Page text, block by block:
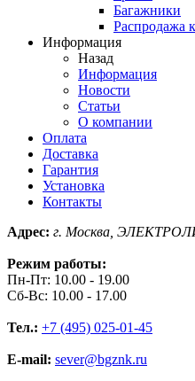
Багажники
Распродажа
Информация
Назад
Информация
Новости
Статьи
О компании
Оплата
Доставка
Гарантия
Установка
Контакты
Адрес: г. Москва,
Режим работы:
Пн-Пт: 10.00 - 19.00
Сб-Вс: 10.00 - 17.00
Тел.: +7 (495) 025-01-45
E-mail: sever@bgznk.ru